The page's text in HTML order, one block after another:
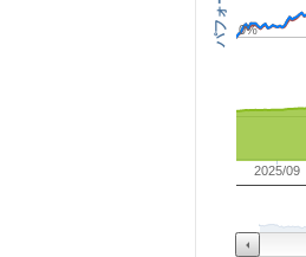
2025/09
0%